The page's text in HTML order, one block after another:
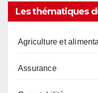
Les thématiques
Agriculture et
Assurance